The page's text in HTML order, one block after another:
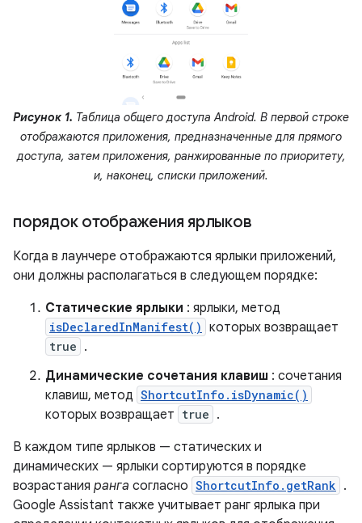
Рисунок 1. Таблица общего доступа Android. В первой строке
отображаются приложения, предназначенные для прямого
доступа, затем приложения, ранжированные по приоритету,
и, наконец, списки приложений.
порядок отображения ярлыков
Когда в лаунчере отображаются ярлыки приложений,
они должны располагаться в следующем порядке:
Статические ярлыки : ярлыки, метод
isDeclaredInManifest() которых возвращает
true .
Динамические сочетания клавиш : сочетания
клавиш, метод ShortcutInfo.isDynamic()
которых возвращает true .
В каждом типе ярлыков — статических и
динамических — ярлыки сортируются в порядке
возрастания ранга согласно ShortcutInfo.getRank .
Google Assistant также учитывает ранг ярлыка при